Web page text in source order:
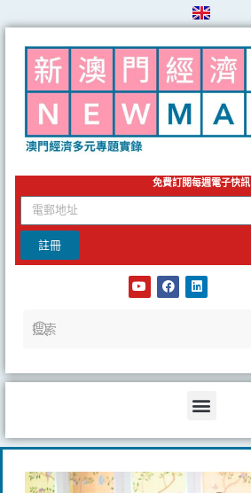
to
content
免費訂閱每週電子快訊
email
註冊
Y
o
F
a
L
i
Menu